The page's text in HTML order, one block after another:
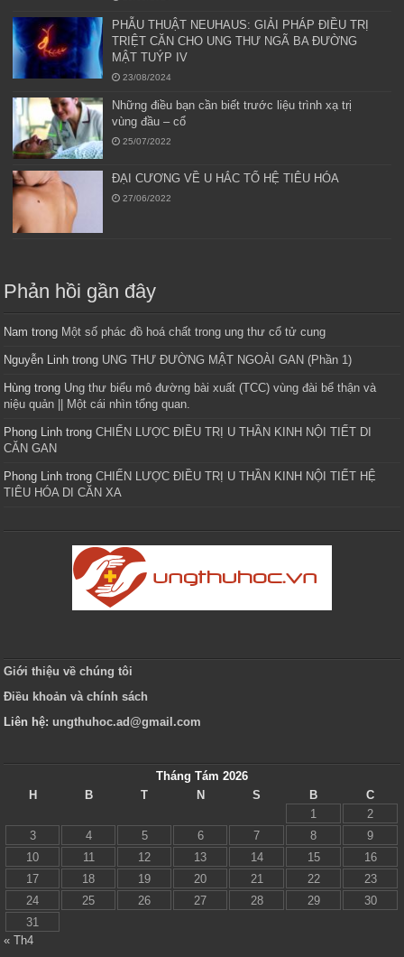
PHẪU THUẬT NEUHAUS: GIẢI PHÁP ĐIỀU TRỊ
TRIỆT CĂN CHO UNG THƯ NGÃ BA ĐƯỜNG
MẬT TUÝP IV
23/08/2024
Những điều bạn cần biết trước liệu trình xạ trị
vùng đầu – cổ
25/07/2022
ĐẠI CƯƠNG VỀ U HẮC TỐ HỆ TIÊU HÓA
27/06/2022
Phản hồi gần đây
Nam trong Một số phác đồ hoá chất trong ung thư cổ tử cung
Nguyễn Linh trong UNG THƯ ĐƯỜNG MẬT NGOÀI GAN (Phần 1)
Hùng trong Ung thư biểu mô đường bài xuất (TCC) vùng đài bể thận và
niệu quản || Một cái nhìn tổng quan.
Phong Linh trongCHIẾN LƯỢC ĐIỀU TRỊ U THẦN KINH NỘI TIẾT DI
CĂN GAN
Phong Linh trongCHIẾN LƯỢC ĐIỀU TRỊ U THẦN KINH NỘI TIẾT HỆ
TIÊU HÓA DI CĂN XA
Giới thiệu về chúng tôi
Điều khoản và chính sách
Liên hệ:ungthuhoc.ad@gmail.com
Tháng Tám 2026
H
B T N S B
C
1
2
3
4 5 6 7 8
9
10
11 12 13 14 15
16
17
18 19 20 21 22
23
24
25 26 27 28 29
30
31
« Th4